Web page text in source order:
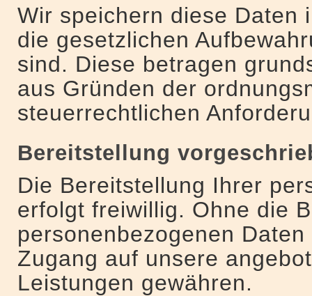
Wir speichern diese Daten
die gesetzlichen
sind. Diese betragen
aus Gründen der
steuerrechtlichen
Bereitstellung
Die Bereitstellung Ihrer
erfolgt freiwillig. Ohne die
personenbezogenen
Zugang auf unsere
Leistungen gewähren.